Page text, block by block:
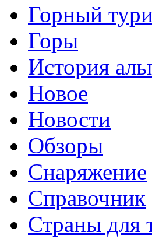
Горный
Горы
История
Новое
Новости
Обзоры
Снаряжение
Справочник
Страны для